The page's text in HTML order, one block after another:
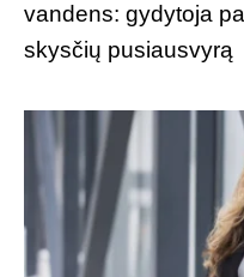
vandens: gydytoja
skysčių pusiausvyrą